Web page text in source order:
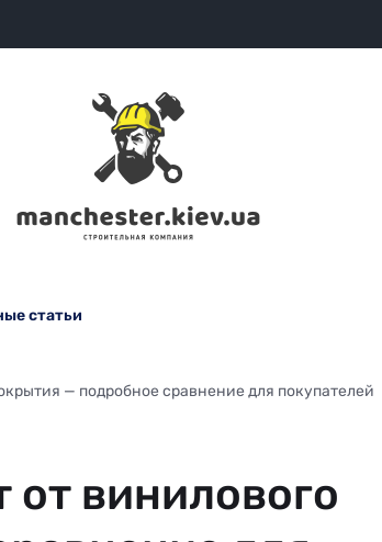
статьи
— подробное сравнение для покупателей
от винилового